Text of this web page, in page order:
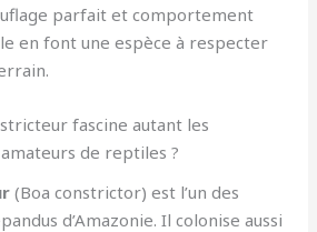
parfait et comportement
en font une espèce à respecter
fascine autant les
de reptiles ?
(Boa constrictor) est l’un des
d’Amazonie. Il colonise aussi